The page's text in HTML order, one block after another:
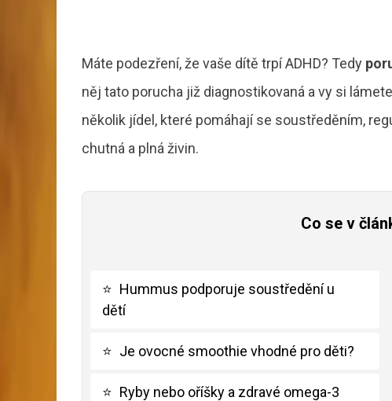
Máte podezření, že vaše dítě trpí ADHD? Tedy
něj tato porucha již diagnostikovaná a vy si
několik jídel, které pomáhají se soustředěním,
chutná a plná živin.
Co se v
⭐ Hummus podporuje soustředění u
dětí
⭐ Je ovocné smoothie vhodné pro děti?
⭐ Ryby nebo oříšky a zdravé omega-3